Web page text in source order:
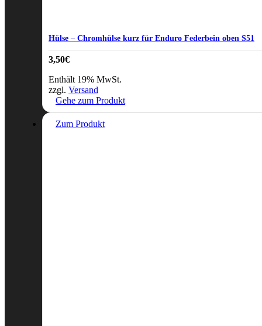
Hülse – Chromhülse kurz für Enduro Federbein oben S51
3,50€
Enthält 19% MwSt.
zzgl. Versand
Gehe zum Produkt
Zum Produkt